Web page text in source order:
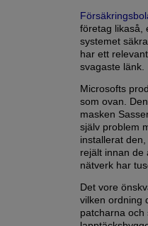
företag likaså,
systemet
har ett
svagaste länk.
Microsofts
som ovan.
masken
själv problem
installerat
rejält innan de
nätverk har
Det vore
vilken ordning
patcharna och